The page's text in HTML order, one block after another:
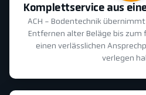
Komplettservice aus
ACH - Bodentechnik
Entfernen alter Beläge bis zum
einen verlässlichen
verlegen